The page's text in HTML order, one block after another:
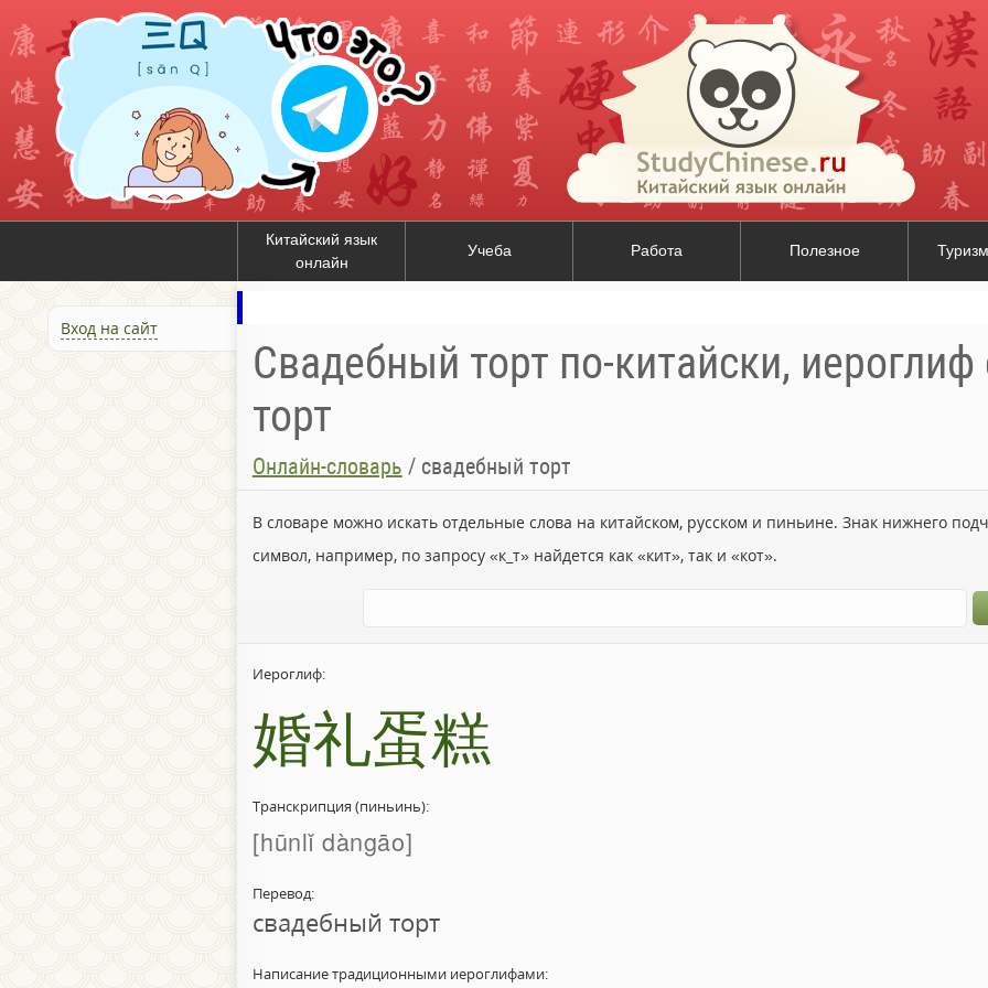
Китайский язык
онлайн
Учеба Работа Полезное
Вход на сайт
Свадебный торт по-китайски,
торт
Онлайн-словарь / свадебный торт
В словаре можно искать отдельные слова на китайском, русском и пиньине. Знак нижнего
символ, например, по запросу «к_т» найдется как «кит», так и «кот».
Иероглиф:
婚礼蛋糕
Транскрипция (пиньинь):
hūnlǐ dàngāo
Перевод:
свадебный торт
Написание традиционными иероглифами: